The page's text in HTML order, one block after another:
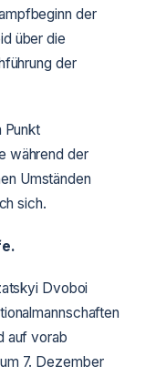
der
über die
der
Punkt
während der
Umständen
sich.
Dvoboi
auf vorab
7. Dezember